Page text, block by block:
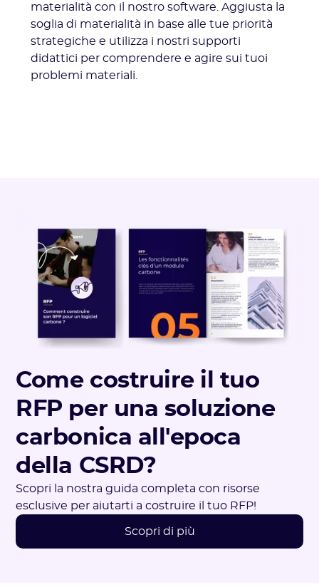
materialità con il nostro software. Aggiusta la
soglia di materialità in base alle tue priorità
strategiche e utilizza i nostri supporti
didattici per comprendere e agire sui tuoi
problemi materiali.
Come costruire il tuo
RFP per una soluzione
carbonica all'epoca
della CSRD?
Scopri la nostra guida completa con risorse
esclusive per aiutarti a costruire il tuo RFP!
Scopri di più